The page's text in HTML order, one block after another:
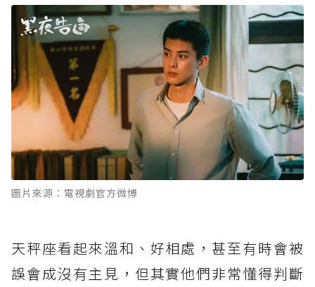
圖片來源：電視劇官方微博
天秤座看起來溫和、好相處，甚至有時會被
誤會成沒有主見，但其實他們非常懂得判斷